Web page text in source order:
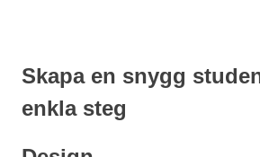
Skapa en snygg
enkla steg